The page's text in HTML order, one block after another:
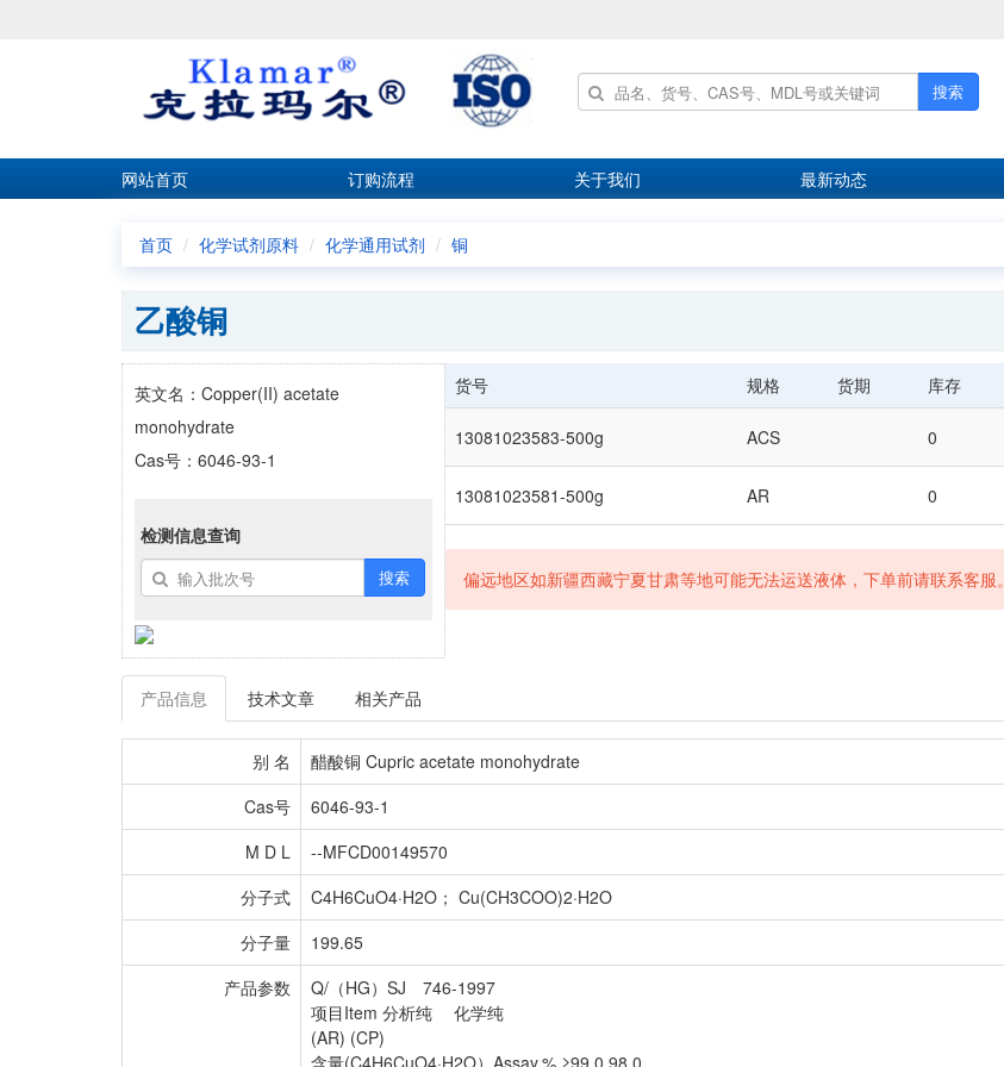
搜索
网站首页 订购流程 关于我们 最新动态
首页 化学试剂原料 化学通用试剂 铜
乙酸铜
英文名：Copper(II) acetate
monohydrate
Cas号：6046-93-1
检测信息查询
搜索
货号 规格 货期 库存
13081023583-500g ACS 0
13081023581-500g AR 0
偏远地区如新疆西藏宁夏甘肃等地可能无法运送液体，下单前请联系客服。
产品信息 技术文章 相关产品
别 名
醋酸铜 Cupric acetate monohydrate
Cas号
6046-93-1
M D L
--MFCD00149570
分子式
C4H6CuO4·H2O； Cu(CH3COO)2·H2O
分子量
199.65
产品参数
Q/（HG）SJ 746-1997
项目Item 分析纯 化学纯
(AR) (CP)
含量(C4H6CuO4·H2O）Assay,% ≥99.0 98.0